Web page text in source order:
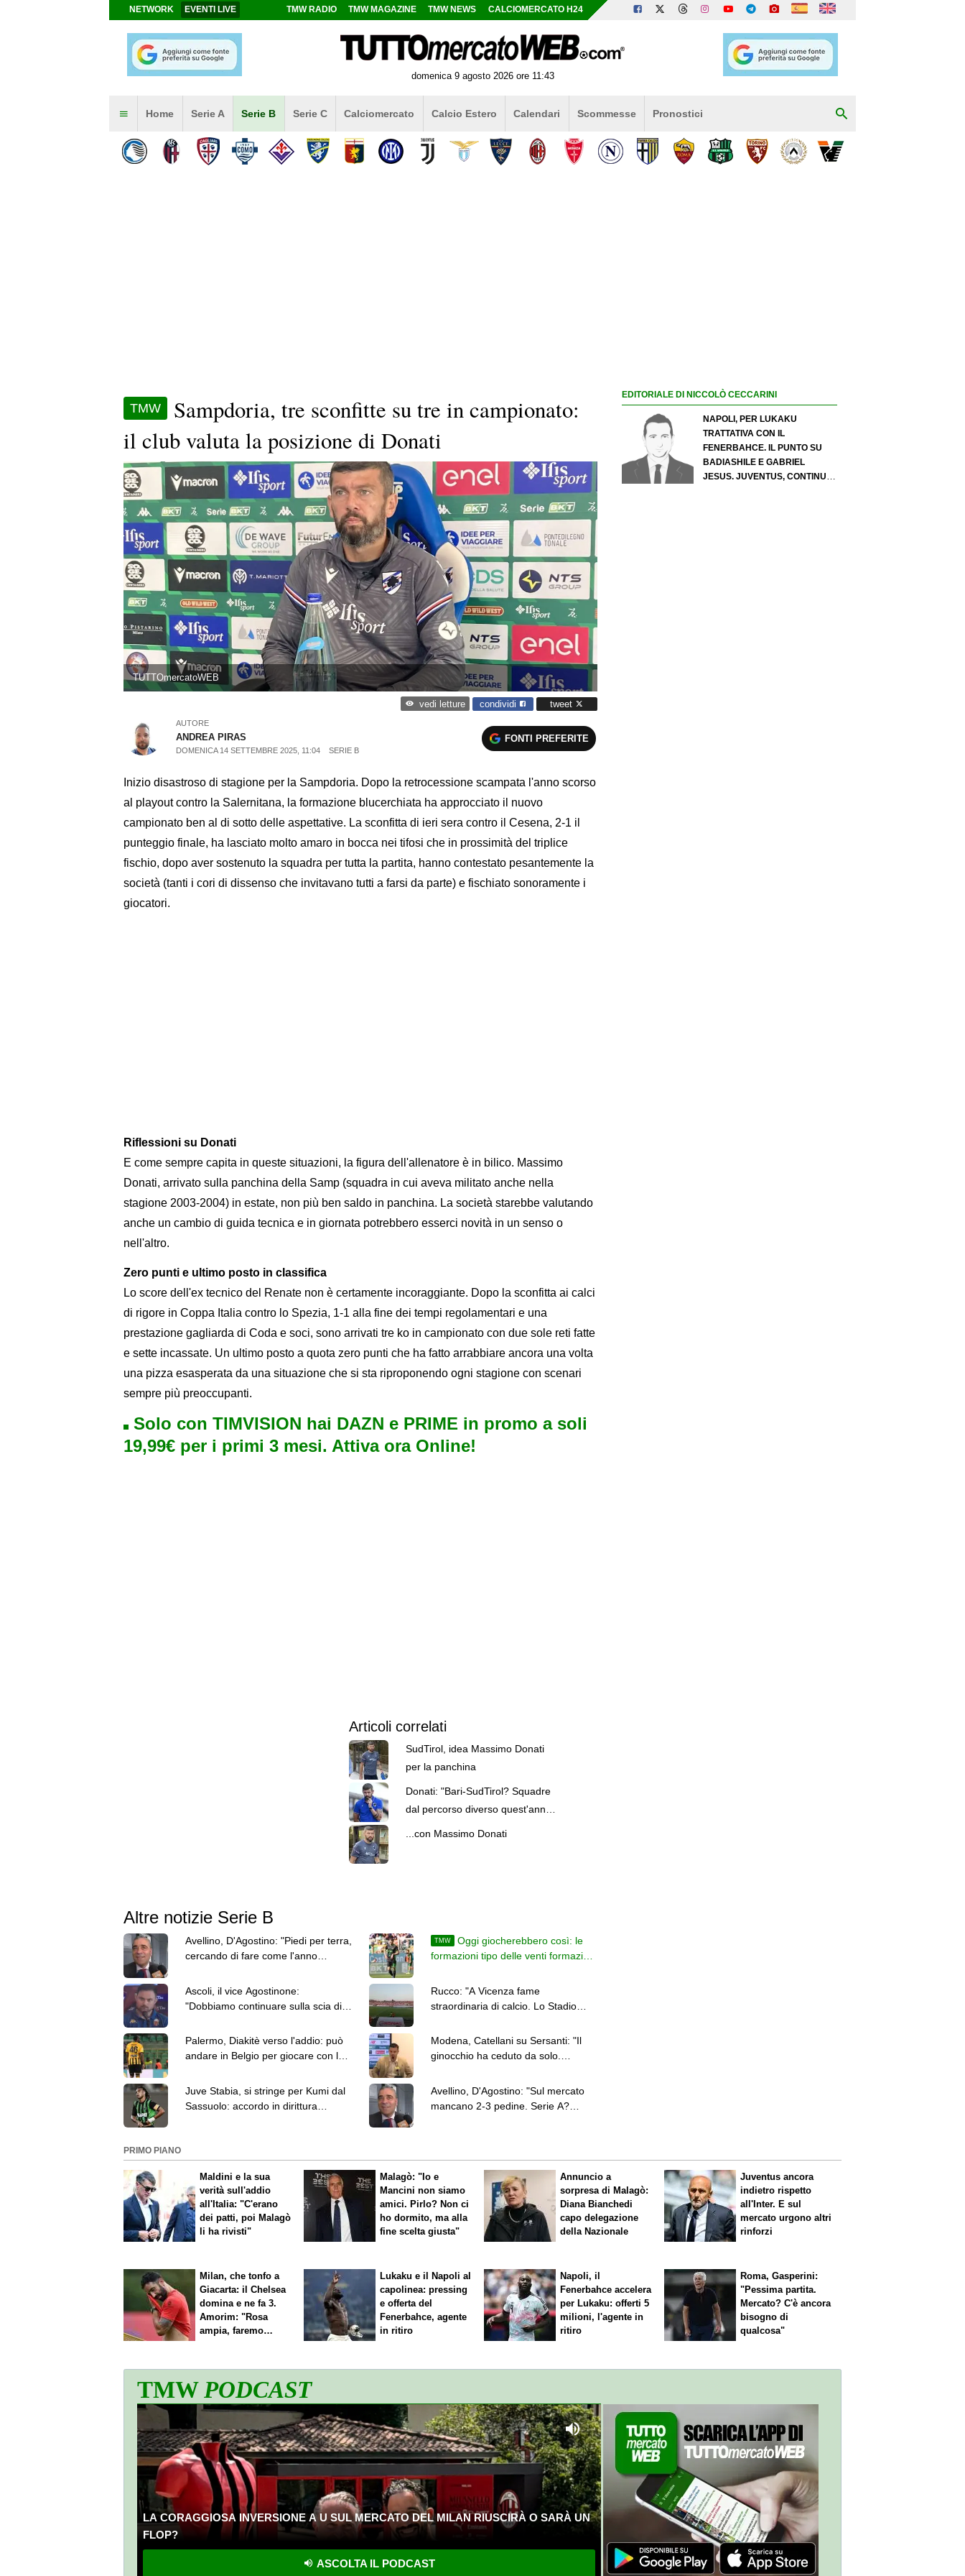
NETWORK EVENTI LIVE TMW RADIO TMW MAGAZINE TMW NEWS CALCIOMERCATO H24
domenica 9 agosto 2026 ore 11:43
Home Serie A Serie B Serie C Calciomercato Calcio Estero Calendari Scommesse Pronostici
TMW
Sampdoria, tre sconfitte su tre in campionato:
il club valuta la posizione di Donati
TUTTOmercatoWEB
vedi letture condividi tweet
AUTORE
ANDREA PIRAS
DOMENICA 14 SETTEMBRE 2025, 11:04 SERIE B
FONTI PREFERITE
Inizio disastroso di stagione per la Sampdoria. Dopo la retrocessione scampata l'anno scorso
al playout contro la Salernitana, la formazione blucerchiata ha approcciato il nuovo
campionato ben al di sotto delle aspettative. La sconfitta di ieri sera contro il Cesena, 2-1 il
punteggio finale, ha lasciato molto amaro in bocca nei tifosi che in prossimità del triplice
fischio, dopo aver sostenuto la squadra per tutta la partita, hanno contestato pesantemente la
società (tanti i cori di dissenso che invitavano tutti a farsi da parte) e fischiato sonoramente i
giocatori.
Riflessioni su Donati
E come sempre capita in queste situazioni, la figura dell'allenatore è in bilico. Massimo
Donati, arrivato sulla panchina della Samp (squadra in cui aveva militato anche nella
stagione 2003-2004) in estate, non più ben saldo in panchina. La società starebbe valutando
anche un cambio di guida tecnica e in giornata potrebbero esserci novità in un senso o
nell'altro.
Zero punti e ultimo posto in classifica
Lo score dell'ex tecnico del Renate non è certamente incoraggiante. Dopo la sconfitta ai calci
di rigore in Coppa Italia contro lo Spezia, 1-1 alla fine dei tempi regolamentari e una
prestazione gagliarda di Coda e soci, sono arrivati tre ko in campionato con due sole reti fatte
e sette incassate. Un ultimo posto a quota zero punti che ha fatto arrabbiare ancora una volta
una pizza esasperata da una situazione che si sta riproponendo ogni stagione con scenari
sempre più preoccupanti.
Solo con TIMVISION hai DAZN e PRIME in promo a soli
19,99€ per i primi 3 mesi. Attiva ora Online!
Articoli correlati
SudTirol, idea Massimo Donati
per la panchina
Donati: "Bari-SudTirol? Squadre
dal percorso diverso quest'anno.
...con Massimo Donati
Altre notizie Serie B
Avellino, D'Agostino: "Piedi per terra,
cercando di fare come l'anno
TMW
Oggi giocherebbero così: le
formazioni tipo delle venti formazioni
Ascoli, il vice Agostinone:
"Dobbiamo continuare sulla scia di
Rucco: "A Vicenza fame
straordinaria di calcio. Lo Stadio
Palermo, Diakitè verso l'addio: può
andare in Belgio per giocare con lo
Modena, Catellani su Sersanti: "Il
ginocchio ha ceduto da solo.
Juve Stabia, si stringe per Kumi dal
Sassuolo: accordo in dirittura
Avellino, D'Agostino: "Sul mercato
mancano 2-3 pedine. Serie A?
EDITORIALE DI NICCOLÒ CECCARINI
NAPOLI, PER LUKAKU
TRATTATIVA CON IL
FENERBAHCE. IL PUNTO SU
BADIASHILE E GABRIEL
JESUS. JUVENTUS, CONTINUA
PRIMO PIANO
Maldini e la sua
verità sull'addio
all'Italia: "C'erano
dei patti, poi Malagò
li ha rivisti"
Malagò: "Io e
Mancini non siamo
amici. Pirlo? Non ci
ho dormito, ma alla
fine scelta giusta"
Annuncio a
sorpresa di Malagò:
Diana Bianchedi
capo delegazione
della Nazionale
Juventus ancora
indietro rispetto
all'Inter. E sul
mercato urgono altri
rinforzi
Milan, che tonfo a
Giacarta: il Chelsea
domina e ne fa 3.
Amorim: "Rosa
ampia, faremo
Lukaku e il Napoli al
capolinea: pressing
e offerta del
Fenerbahce, agente
in ritiro
Napoli, il
Fenerbahce accelera
per Lukaku: offerti 5
milioni, l'agente in
ritiro
Roma, Gasperini:
"Pessima partita.
Mercato? C'è ancora
bisogno di
qualcosa"
TMWPODCAST
LA CORAGGIOSA INVERSIONE A U SUL MERCATO DEL MILAN RIUSCIRÀ O SARÀ UN
FLOP?
ASCOLTA IL PODCAST